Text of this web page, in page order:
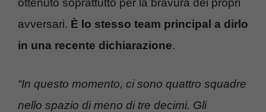
ottenuto soprattutto per la bravura dei propri
avversari. È lo stesso team principal a dirlo
in una recente dichiarazione.
“In questo momento, ci sono quattro squadre
nello spazio di meno di tre decimi. Gli